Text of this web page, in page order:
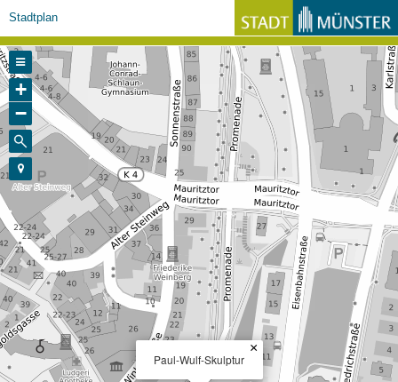
Stadtplan
Paul-Wulf-Skulptur
×
+
−